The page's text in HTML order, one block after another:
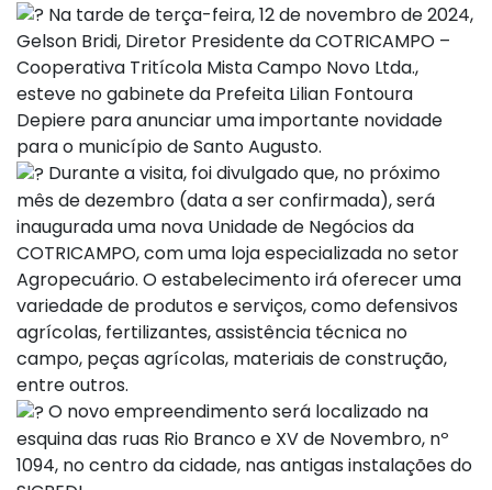
Na tarde de terça-feira, 12 de novembro de 2024,
Gelson Bridi, Diretor Presidente da COTRICAMPO –
Cooperativa Tritícola Mista Campo Novo Ltda.,
esteve no gabinete da Prefeita Lilian Fontoura
Depiere para anunciar uma importante novidade
para o município de Santo Augusto.
Durante a visita, foi divulgado que, no próximo
mês de dezembro (data a ser confirmada), será
inaugurada uma nova Unidade de Negócios da
COTRICAMPO, com uma loja especializada no setor
Agropecuário. O estabelecimento irá oferecer uma
variedade de produtos e serviços, como defensivos
agrícolas, fertilizantes, assistência técnica no
campo, peças agrícolas, materiais de construção,
entre outros.
O novo empreendimento será localizado na
esquina das ruas Rio Branco e XV de Novembro, nº
1094, no centro da cidade, nas antigas instalações do